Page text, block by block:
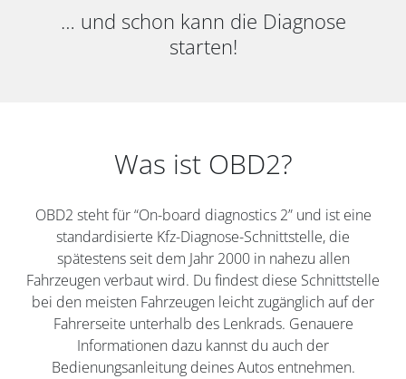
… und schon kann die Diagnose
starten!
Was ist OBD2?
OBD2 steht für “On-board diagnostics 2” und ist eine
standardisierte Kfz-Diagnose-Schnittstelle, die
spätestens seit dem Jahr 2000 in nahezu allen
Fahrzeugen verbaut wird. Du findest diese Schnittstelle
bei den meisten Fahrzeugen leicht zugänglich auf der
Fahrerseite unterhalb des Lenkrads. Genauere
Informationen dazu kannst du auch der
Bedienungsanleitung deines Autos entnehmen.